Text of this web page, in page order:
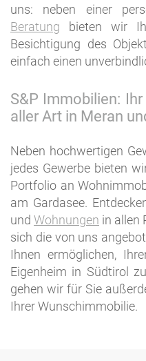
uns: neben einer
Beratung bieten wir
Besichtigung des
einfach einen
S&P Immobilien:
aller Art in Meran
Neben hochwertigen
jedes Gewerbe bieten
Portfolio an
am Gardasee.
und Wohnungen in allen
sich die von uns
Ihnen ermöglichen,
Eigenheim in Südtirol
gehen wir für Sie
Ihrer Wunschimmobilie.